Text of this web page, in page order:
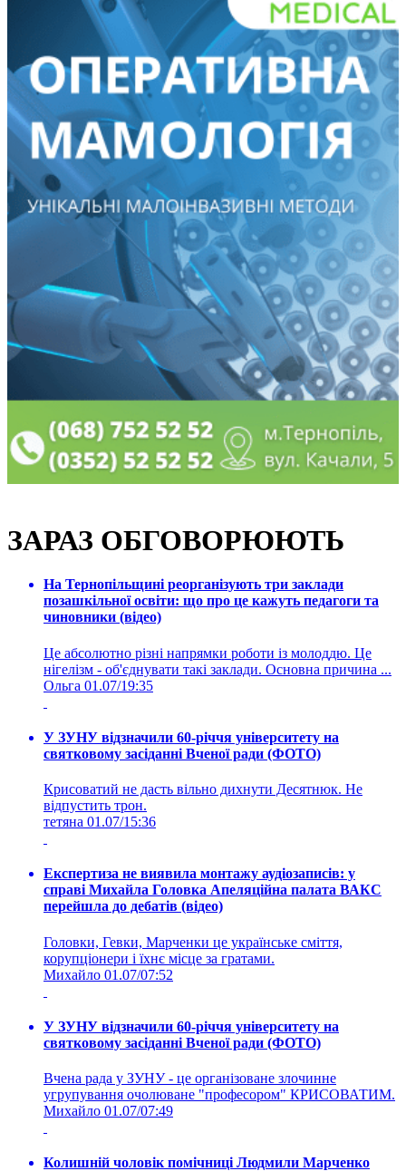
ЗАРАЗ ОБГОВОРЮЮТЬ
На Тернопільщині реорганізують три заклади
позашкільної освіти: що про це кажуть педагоги та
чиновники (відео)
Це абсолютно різні напрямки роботи із молоддю. Це
нігелізм - об'єднувати такі заклади. Основна причина ...
Ольга 01.07/19:35
У ЗУНУ відзначили 60-річчя університету на
святковому засіданні Вченої ради (ФОТО)
Крисоватий не дасть вільно дихнути Десятнюк. Не
відпустить трон.
тетяна 01.07/15:36
Експертиза не виявила монтажу аудіозаписів: у
справі Михайла Головка Апеляційна палата ВАКС
перейшла до дебатів (відео)
Головки, Гевки, Марченки це українське сміття,
корупціонери і їхнє місце за гратами.
Михайло 01.07/07:52
У ЗУНУ відзначили 60-річчя університету на
святковому засіданні Вченої ради (ФОТО)
Вчена рада у ЗУНУ - це організоване злочинне
угрупування очолюване "професором" КРИСОВАТИМ.
Михайло 01.07/07:49
Колишній чоловік помічниці Людмили Марченко